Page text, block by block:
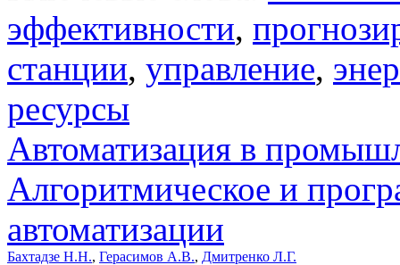
эффективности,
станции, управление,
ресурсы
Автоматизация в
Алгоритмическое и
автоматизации
Бахтадзе Н.Н., Герасимов А.В., Дмитренко Л.Г.